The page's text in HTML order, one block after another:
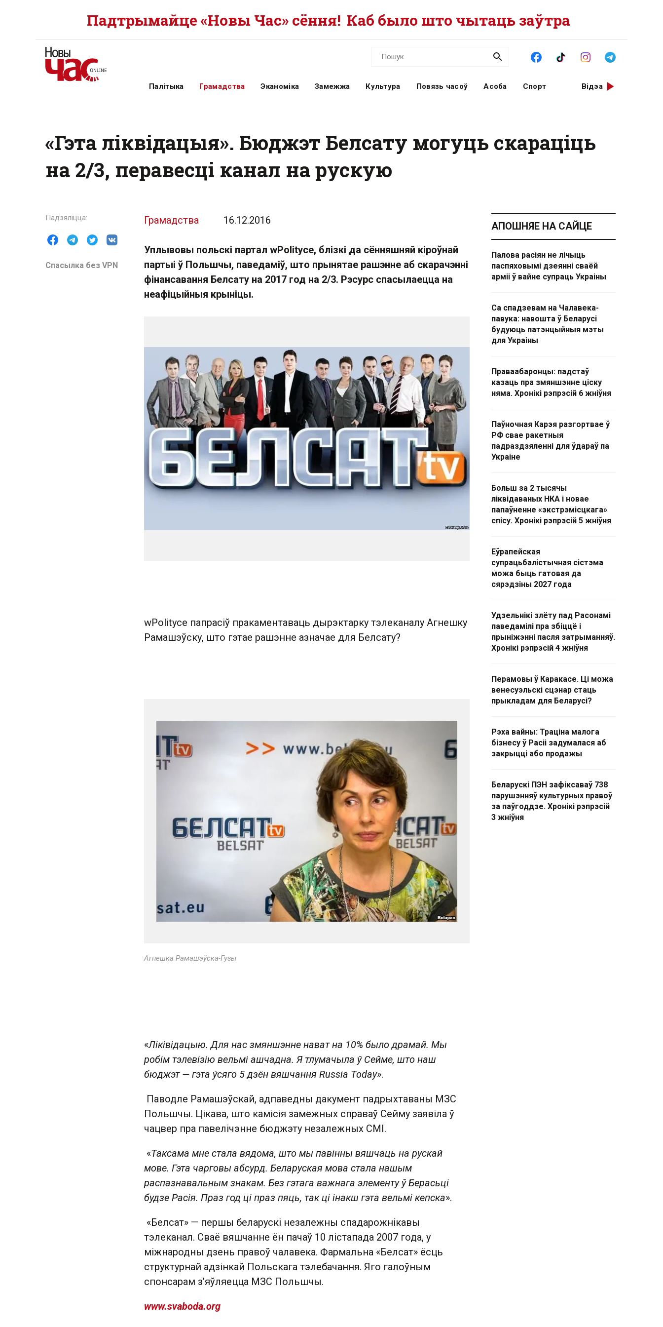
Падтрымайце «Новы Час» сёння! Каб было што чытаць заўтра
Палітыка Грамадства Эканоміка Замежжа Культура Повязь часоў Асоба Спорт Відэа
«Гэта ліквідацыя». Бюджэт Белсату могуць скараціць
на 2/3, перавесці канал на рускую
Спасылка без VPN
Грамадства 16.12.2016
Уплывовы польскі партал wPolityce, блізкі да сённяшняй кіроўнай
партыі ў Польшчы, паведаміў, што прынятае рашэнне аб скарачэнні
фінансавання Белсату на 2017 год на 2/3. Рэсурс спасылаецца на
неафіцыйныя крыніцы.
wPolityce папрасіў пракаментаваць дырэктарку тэлеканалу Агнешку
Рамашэўску, што гэтае рашэнне азначае для Белсату?
Агнешка Рамашэўска-Гузы
«Ліківідацыю. Для нас змяншэнне нават на 10% было драмай. Мы
робім тэлевізію вельмі ашчадна. Я тлумачыла ў Сейме, што наш
бюджэт — гэта ўсяго 5 дзён вяшчання Russia Today».
Паводле Рамашэўскай, адпаведны дакумент падрыхтаваны МЗС
Польшчы. Цікава, што камісія замежных справаў Сейму заявіла ў
чацвер пра павелічэнне бюджэту незалежных СМІ.
«Таксама мне стала вядома, што мы павінны вяшчаць на рускай
мове. Гэта чарговы абсурд. Беларуская мова стала нашым
распазнавальным знакам. Без гэтага важнага элементу ў Берасьці
будзе Расія. Праз год ці праз пяць, так ці інакш гэта вельмі кепска».
«Белсат» — першы беларускі незалежны спадарожнікавы
тэлеканал. Сваё вяшчанне ён пачаў 10 лістапада 2007 года, у
міжнародны дзень правоў чалавека. Фармальна «Белсат» ёсць
структурнай адзінкай Польскага тэлебачання. Яго галоўным
спонсарам з’яўляецца МЗС Польшчы.
www.svaboda.org
АПОШНЯЕ НА САЙЦЕ
Палова расіян не лічыць
паспяховымі дзеянні сваёй
арміі ў вайне супраць Украіны
Са спадзевам на Чалавека-
павука: навошта ў Беларусі
будуюць патэнцыйныя мэты
для Украіны
Праваабаронцы: падстаў
казаць пра змяншэнне ціску
няма. Хронікі рэпрэсій 6 жніўня
Паўночная Карэя разгортвае ў
РФ свае ракетныя
падраздзяленні для ўдараў па
Украіне
Больш за 2 тысячы
ліквідаваных НКА і новае
папаўненне «экстрэмісцкага»
спісу. Хронікі рэпрэсій 5 жніўня
Еўрапейская
супрацьбалістычная сістэма
можа быць гатовая да
сярэдзіны 2027 года
Удзельнікі злёту пад Расонамі
паведамілі пра збіццё і
прыніжэнні пасля затрыманняў.
Хронікі рэпрэсій 4 жніўня
Перамовы ў Каракасе. Ці можа
венесуэльскі сцэнар стаць
прыкладам для Беларусі?
Рэха вайны: Траціна малога
бізнесу ў Расіі задумалася аб
закрыцці або продажы
Беларускі ПЭН зафіксаваў 738
парушэнняў культурных правоў
за паўгоддзе. Хронікі рэпрэсій
3 жніўня